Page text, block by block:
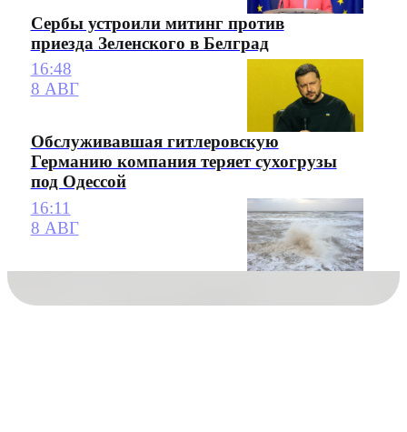
Сербы устроили митинг против
приезда Зеленского в Белград
16:48
8 АВГ
Обслуживавшая гитлеровскую
Германию компания теряет сухогрузы
под Одессой
16:11
8 АВГ